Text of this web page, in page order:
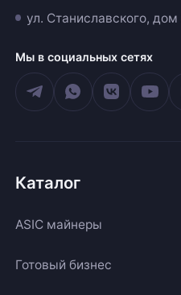
ул. Станиславского, дом
Мы в социальных сетях
Каталог
ASIC майнеры
Готовый бизнес